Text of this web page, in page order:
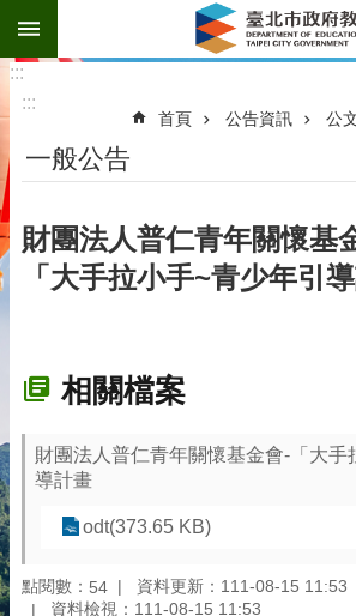
跳到主要內容區塊
:::
:::
首頁 公告資訊 公
一般公告
財團法人普仁青年關懷基
「大手拉小手~青少年引導
相關檔案
財團法人普仁青年關懷基金會-「大手
導計畫
odt(373.65 KB)
點閱數： 54
資料更新：111-08-15 11:53
資料檢視：111-08-15 11:53